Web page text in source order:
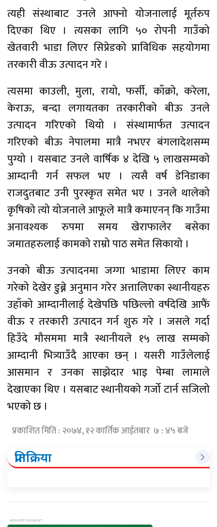
त्यही संस्थाबाट उनले आफ्नो योजनालाई मूर्तरुप
दिएका थिए । त्यसका लागि ५० रोपनी गाउँको
खेतवारी भाडा लिएर सिप्रेडको प्राविधिक सहयोगमा
तरकारी वीऊ उत्पादन गरे ।
त्यसमा काउली, मुला, रायो, फर्सी, काँक्रो, करेला,
केराऊ, बन्दा लगायतका तरकारीको बीऊ उनले
उत्पादन गरिएको थियो । संस्थामार्फत उत्पादन
गरिएको बीऊ नेपालमा मात्रै नभएर बंगलादेशसम्म
पुग्यो । यसबाट उनले वार्षिक ४ देखि ५ लाखसम्मको
आम्दानी गर्न सफल भए । त्यसै वर्ष डेनिडाका
राजदुतबाट उनी पुरस्कृत समेत भए । उनले थालेको
कृषिको त्यो योजनाले आफूले मात्रै कमाएनन् कि गाउँमा
अनावश्यक रुपमा समय खेराफालेर बसेका
जमातहरुलाई कामको राम्रो पाठ समेत सिकायो ।
उनको बीऊ उत्पादनमा जग्गा भाडामा लिएर काम
गरेको देखेर डुब्ने अनुमान गरेर अत्तालिएका स्थानीयहरु
उहाँको आम्दानीलाई देखेपछि पछिल्लो वर्षदेखि आफैं
वीऊ र तरकारी उत्पादन गर्न शुरु गरे । जसले गर्दा
हिउँदे मौसममा मात्रै स्थानीयले १५ लाख सम्मको
आम्दानी भित्र्याउँदै आएका छन् । यसरी गाउँलेलाई
आसमान र उनका साझेदार भाइ पेम्बा लामाले
देखाएका थिए । यसबाट स्थानीयको गर्जो टार्न सजिलो
भएको छ ।
प्रकाशित मिति : २०७४, १२ कार्तिक आईतबार ७ : ४५ बजे
प्रतिक्रिया